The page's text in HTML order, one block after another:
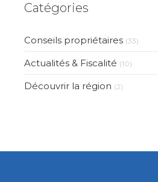
Catégories
Conseils propriétaires (33)
Actualités & Fiscalité (10)
Découvrir la région (2)